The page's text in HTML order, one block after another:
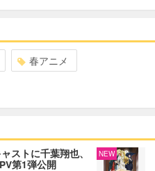
春アニメ
ストに千葉翔也、
第1弾公開
NEW